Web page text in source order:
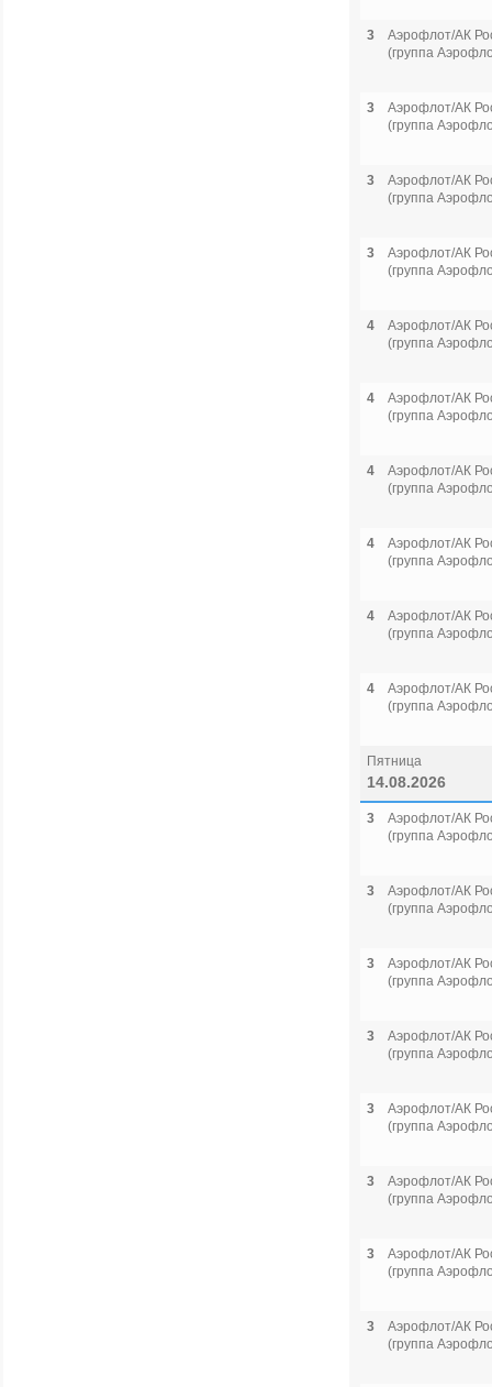
3
Аэрофлот/АК
(группа
3
Аэрофлот/АК
(группа
3
Аэрофлот/АК
(группа
3
Аэрофлот/АК
(группа
4
Аэрофлот/АК
(группа
4
Аэрофлот/АК
(группа
4
Аэрофлот/АК
(группа
4
Аэрофлот/АК
(группа
4
Аэрофлот/АК
(группа
4
Аэрофлот/АК
(группа
Пятница
14.08.2026
3
Аэрофлот/АК
(группа
3
Аэрофлот/АК
(группа
3
Аэрофлот/АК
(группа
3
Аэрофлот/АК
(группа
3
Аэрофлот/АК
(группа
3
Аэрофлот/АК
(группа
3
Аэрофлот/АК
(группа
3
Аэрофлот/АК
(группа